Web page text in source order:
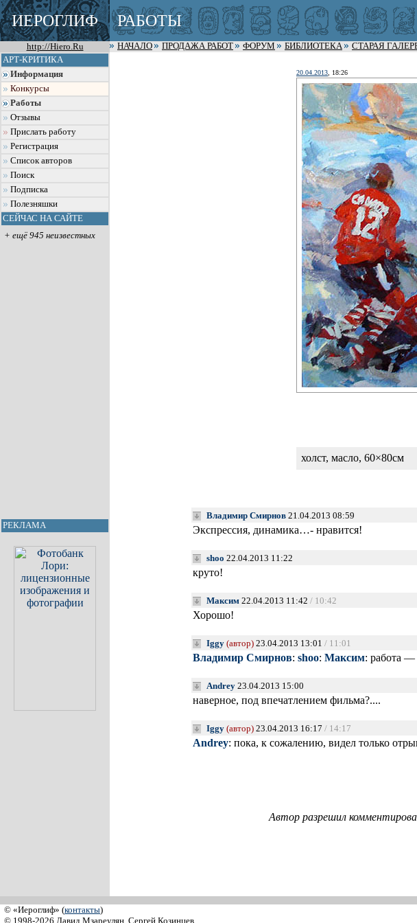
ИЕРОГЛИФ РАБОТЫ
http://Hiero.Ru НАЧАЛО ПРОДАЖА РАБОТ ФОРУМ БИБЛИОТЕКА
СТАРАЯ
АРТ-КРИТИКА
Информация
Конкурсы
Работы
Отзывы
Прислать работу
Регистрация
Список авторов
Поиск
Подписка
Полезняшки
СЕЙЧАС НА САЙТЕ
+ ещё 945 неизвестных
РЕКЛАМА
20.04.2013 , 18:26
холст, масло, 60×80см
Владимир Смирнов21.04.2013 08:59
Экспрессия, динамика…- нравится!
shoo 22.04.2013 11:22
круто!
Максим22.04.2013 11:42 / 10:42
Хорошо!
Iggy (автор)23.04.2013 13:01 / 11:01
Владимир Смирнов: shoo: Максим: работа —
Andrey23.04.2013 15:00
наверное, под впечатлением фильма?....
Iggy (автор)23.04.2013 16:17 / 14:17
Andrey: пока, к сожалению, видел только
Автор разрешил
© «Иероглиф» (контакты)
© 1998-2026 Давид Мзареулян, Сергей Козинцев